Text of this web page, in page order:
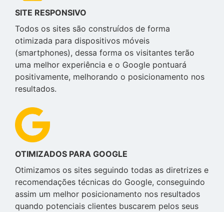
SITE RESPONSIVO
Todos os sites são construídos de forma
otimizada para dispositivos móveis
(smartphones), dessa forma os visitantes terão
uma melhor experiência e o Google pontuará
positivamente, melhorando o posicionamento nos
resultados.
OTIMIZADOS PARA GOOGLE
Otimizamos os sites seguindo todas as diretrizes e
recomendações técnicas do Google, conseguindo
assim um melhor posicionamento nos resultados
quando potenciais clientes buscarem pelos seus